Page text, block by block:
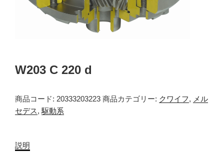
W203 C 220 d
商品コード: 20333203223 商品カテゴリー: クワイフ, メル
セデス, 駆動系
説明